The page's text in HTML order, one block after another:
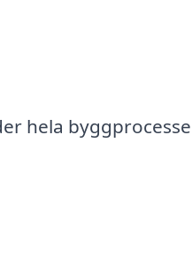
hela